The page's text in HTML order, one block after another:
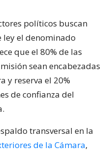
políticos buscan
el denominado
que el 80% de las
sean encabezadas
y reserva el 20%
de confianza del
transversal en la
de la Cámara,